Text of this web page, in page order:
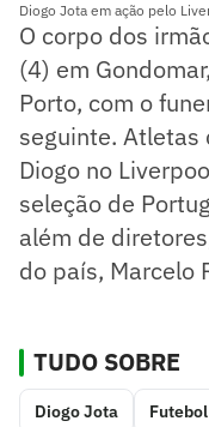
Diogo Jota em ação pelo
O corpo dos
(4) em
Porto, com o
seguinte. Atletas
Diogo no
seleção de
além de
do país, Marcelo
TUDO SOBRE
Diogo Jota